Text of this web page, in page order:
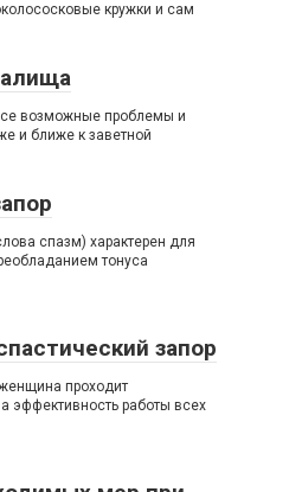
кружки и сам
возможные проблемы и
и ближе к заветной
спазм) характерен для
тонуса
запор
проходит
эффективность работы всех